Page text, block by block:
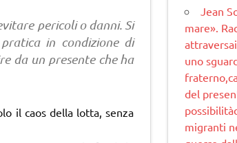
pericoli o danni. Si
in condizione di
da un presente che ha
il caos della lotta, senza
Jean
mare».
uno
del
migranti